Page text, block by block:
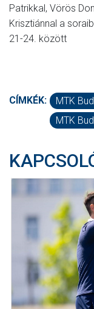
Patrikkal, Vörös
Krisztiánnal a
21-24. között
CÍMKÉK: MTK
MTK